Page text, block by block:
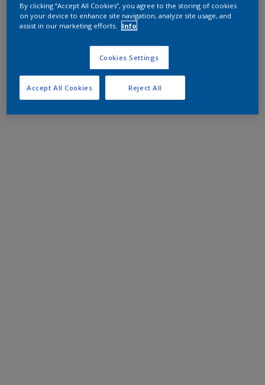
By clicking “Accept All Cookies”, you agree to the storing of cookies
on your device to enhance site navigation, analyze site usage, and
assist in our marketing efforts.
Info
Cookies Settings
Reject All
Accept All Cookies